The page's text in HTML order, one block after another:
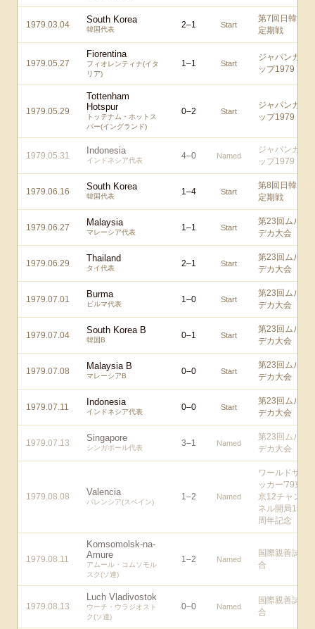
1979.03.04 South Korea
韓国代表 2–1 Start
第7回日韓
定期戦
1979.05.27
Fiorentina
フィオレンティナ(イタ
リア)
1–1 Start
ジャパンカ
ップ1979
1979.05.29
Tottenham
Hotspur
トッテナム・ホットス
パー(イングランド)
0–2 Start
ジャパンカ
ップ1979
1979.05.31 Indonesia
インドネシア代表 4–0 Named
ジャパンカ
ップ1979
1979.06.16 South Korea
韓国代表 1–4 Start
第8回日韓
定期戦
1979.06.27 Malaysia
マレーシア代表 1–1 Start
第23回ムル
デカ大会
1979.06.29 Thailand
タイ代表 2–1 Start
第23回ムル
デカ大会
1979.07.01 Burma
ビルマ代表 1–0 Start
第23回ムル
デカ大会
1979.07.04 South Korea B
韓国B 0–1 Start
第23回ムル
デカ大会
1979.07.08 Malaysia B
マレーシアB 0–0 Start
第23回ムル
デカ大会
1979.07.11 Indonesia
インドネシア代表 0–0 Start
第23回ムル
デカ大会
1979.07.13 Singapore
シンガポール代表 3–1 Named
第23回ムル
デカ大会
1979.08.08 Valencia
バレンシア(スペイン)
1–2 Named
ワールドサ
ッカー'79東
京12チャン
ネル開局15
周年記念
1979.08.11
Komsomolsk-na-
Amure
アムール・コムソモル
スク(ソ連)
1–2 Named
国際親善試
合
1979.08.13
Luch Vladivostok
ウーチ・ウラジオスト
ク(ソ連)
0–0 Named
国際親善試
合